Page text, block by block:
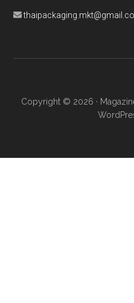
Copyright © 2026 ·